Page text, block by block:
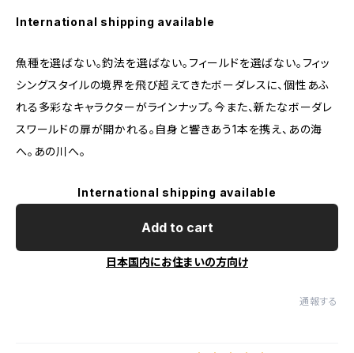
International shipping available
魚種を選ばない。釣法を選ばない。フィールドを選ばない。フィッ
シングスタイルの境界を飛び超えてきたボーダレスに、個性あふ
れる多彩なキャラクターがラインナップ。今また、新たなボーダレ
スワールドの扉が開かれる。自身と響きあう1本を携え、あの海
へ。あの川へ。
International shipping available
Add to cart
日本国内にお住まいの方向け
通報する